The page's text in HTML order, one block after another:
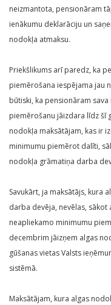
neizmantota, pensionāram
ienākumu deklarāciju un
nodokļa atmaksu.
Priekšlikums arī paredz, ka
piemērošana iespējama jau
būtiski, ka pensionāram
piemērošanu jāizdara līdz šī
nodokļa maksātājam, kas ir
minimumu piemērot dalīti,
nodokļa grāmatiņa darba
Savukārt, ja maksātājs, kura
darba devēja, nevēlas,
neapliekamo minimumu
decembrim jāizņem algas
gūšanas vietas Valsts
sistēmā.
Maksātājam, kura algas